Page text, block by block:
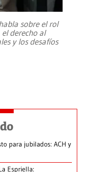
sobre el rol
derecho al
y los desafíos
para jubilados: ACH y
Espriella: